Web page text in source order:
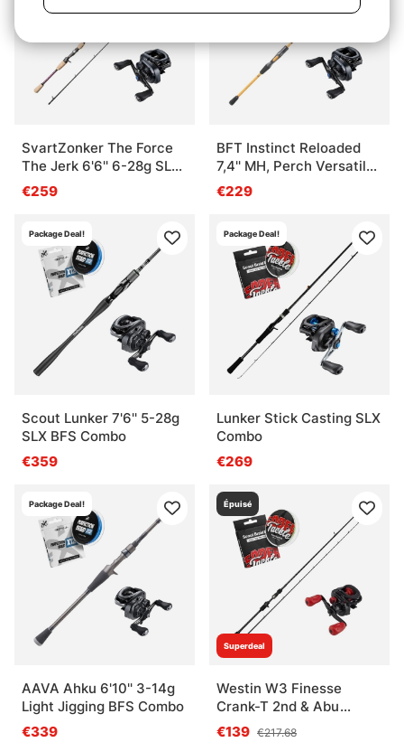
SvartZonker The Force
The Jerk 6'6'' 6-28g SLX
MGL Combo
€259
BFT Instinct Reloaded
7,4'' MH, Perch Versatile
7-25g SLX Combo
€229
Package Deal!
Scout Lunker 7'6'' 5-28g
SLX BFS Combo
€359
Package Deal!
Lunker Stick Casting SLX
Combo
€269
Package Deal!
AAVA Ahku 6'10'' 3-14g
Light Jigging BFS Combo
€339
Superdeal
Épuisé
Westin W3 Finesse
Crank-T 2nd & Abu
Garcia Max X Combo
€139 €217.68